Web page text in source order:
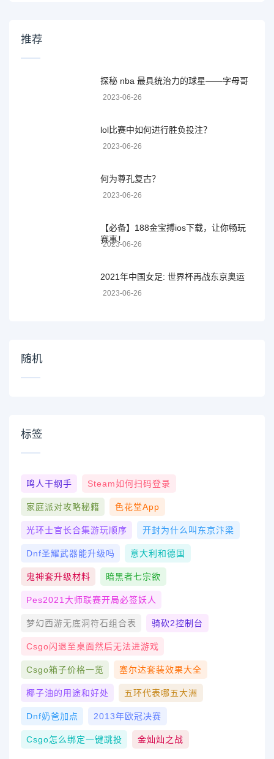
推荐
探秘 nba 最具统治力的球星——字母哥
2023-06-26
lol比赛中如何进行胜负投注？
2023-06-26
何为尊孔复古？
2023-06-26
【必备】188金宝搏ios下载，让你畅玩
赛事！
2023-06-26
2021年中国女足: 世界杯再战东京奥运
2023-06-26
随机
标签
鸣人干纲手 Steam如何扫码登录
家庭派对攻略秘籍 色花堂app
光环士官长合集游玩顺序 开封为什么叫东京汴梁
Dnf圣耀武器能升级吗 意大利和德国
鬼神套升级材料 暗黑者七宗欲
Pes2021大师联赛开局必签妖人
梦幻西游无底洞符石组合表 骑砍2控制台
Csgo闪退至桌面然后无法进游戏
Csgo箱子价格一览 塞尔达套装效果大全
椰子油的用途和好处 五环代表哪五大洲
Dnf奶爸加点 2013年欧冠决赛
Csgo怎么绑定一键跳投 金灿灿之战